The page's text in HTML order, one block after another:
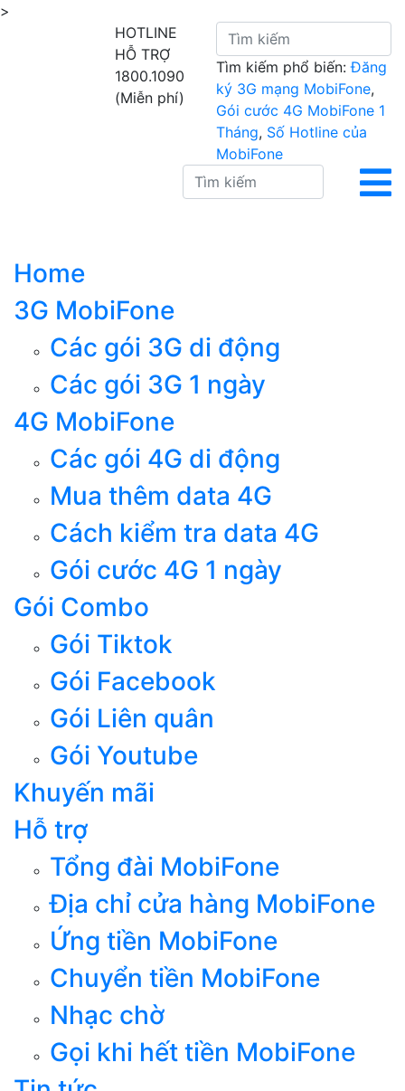
>
HOTLINE
HỖ TRỢ
1800.1090
(Miễn phí)
Tìm kiếm phổ biến: Đăng
ký 3G mạng MobiFone,
Gói cước 4G MobiFone 1
Tháng, Số Hotline của
MobiFone
Home
3G MobiFone
Các gói 3G di động
Các gói 3G 1 ngày
4G MobiFone
Các gói 4G di động
Mua thêm data 4G
Cách kiểm tra data 4G
Gói cước 4G 1 ngày
Gói Combo
Gói Tiktok
Gói Facebook
Gói Liên quân
Gói Youtube
Khuyến mãi
Hỗ trợ
Tổng đài MobiFone
Địa chỉ cửa hàng MobiFone
Ứng tiền MobiFone
Chuyển tiền MobiFone
Nhạc chờ
Gọi khi hết tiền MobiFone